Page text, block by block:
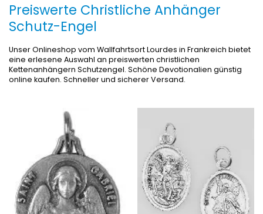
Preiswerte Christliche Anhänger
Schutz-Engel
Unser Onlineshop vom Wallfahrtsort Lourdes in Frankreich bietet
eine erlesene Auswahl an preiswerten christlichen
Kettenanhängern Schutzengel. Schöne Devotionalien günstig
online kaufen. Schneller und sicherer Versand.